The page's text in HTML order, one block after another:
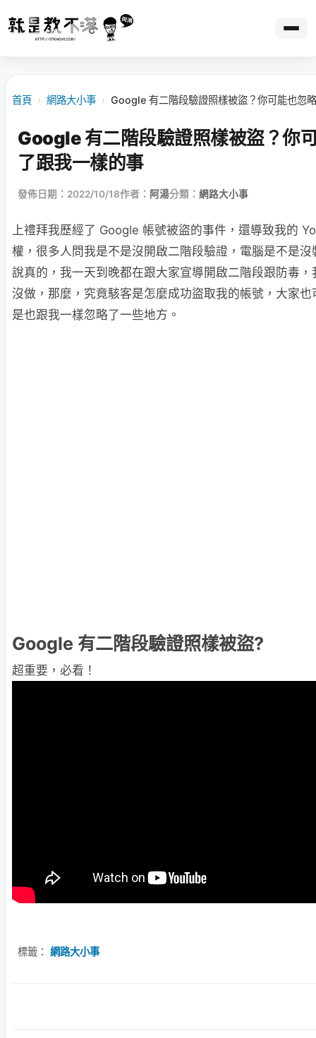
首頁 › 網路大小事 › Google 有二階段驗證照樣被盜？你可能也忽
Google 有二階段驗證照樣被盜？你
了跟我一樣的事
發佈日期：2022/10/18作者： 阿湯分類： 網路大小事
上禮拜我歷經了 Google 帳號被盜的事件，還導致我的
權，很多人問我是不是沒開啟二階段驗證，電腦是不是沒
說真的，我一天到晚都在跟大家宣導開啟二階段跟防毒，
沒做，那麼，究竟駭客是怎麼成功盜取我的帳號，大家也
是也跟我一樣忽略了一些地方。
Google 有二階段驗證照樣被盜?
超重要，必看！
標籤： 網路大小事